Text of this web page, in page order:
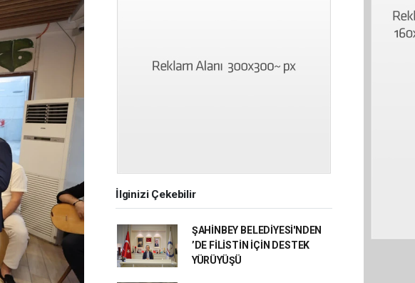
İlginizi Çekebilir
ŞAHİNBEY BELEDİYESİ'NDEN
’DE FİLİSTİN İÇİN DESTEK
YÜRÜYÜŞÜ